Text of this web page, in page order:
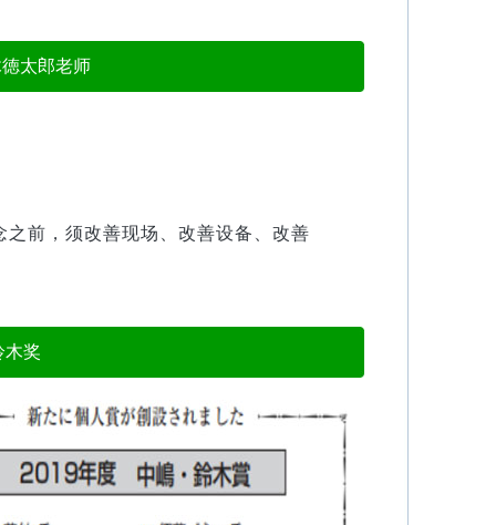
太郎老师
前，须改善现场、改善设备、改善
木奖